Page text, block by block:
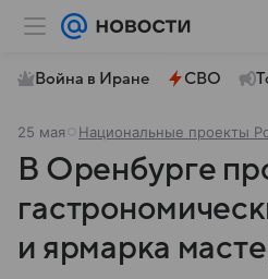
Война в Иране СВО
25 мая Национальные проекты
В Оренбурге
и ярмарка